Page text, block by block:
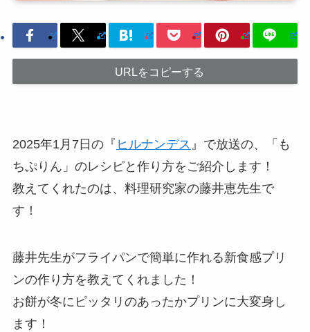
URLをコピーする
2025年1月7日の『 ヒルナンデス 』で放送の、「も
ちぷりん」のレシピと作り方をご紹介します！
教えてくれたのは、料理研究家の藤井恵先生で
す！
藤井先生がフライパンで簡単に作れる新食感プリ
ンの作り方を教えてくれました！
お餅が冬にピッタリのあったかプリンに大変身し
ます！